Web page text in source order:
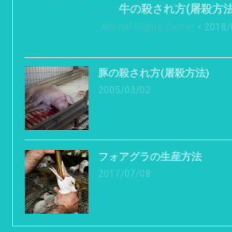
牛の殺され方(屠殺方
Animal Rights Center
豚の殺され方(屠殺方法)
2005/03/02
フォアグラの生産方法
2017/07/08